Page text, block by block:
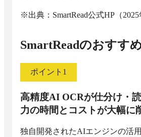
※出典：SmartRead公式HP（2025
SmartReadのおすす
ポイント 1
高精度AI OCRが仕分け・
力の時間とコストが大幅に
独自開発されたAIエンジンの活